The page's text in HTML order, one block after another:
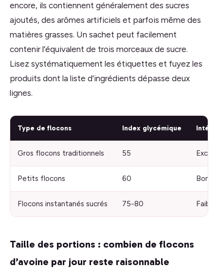
encore, ils contiennent généralement des sucres
ajoutés, des arômes artificiels et parfois même des
matières grasses. Un sachet peut facilement
contenir l’équivalent de trois morceaux de sucre.
Lisez systématiquement les étiquettes et fuyez les
produits dont la liste d’ingrédients dépasse deux
lignes.
Type de flocons Index glycémique
Gros flocons traditionnels 55
Petits flocons 60 Bon
Flocons instantanés sucrés 75-80 Faible
Taille des portions : combien de flocons
d’avoine par jour reste raisonnable